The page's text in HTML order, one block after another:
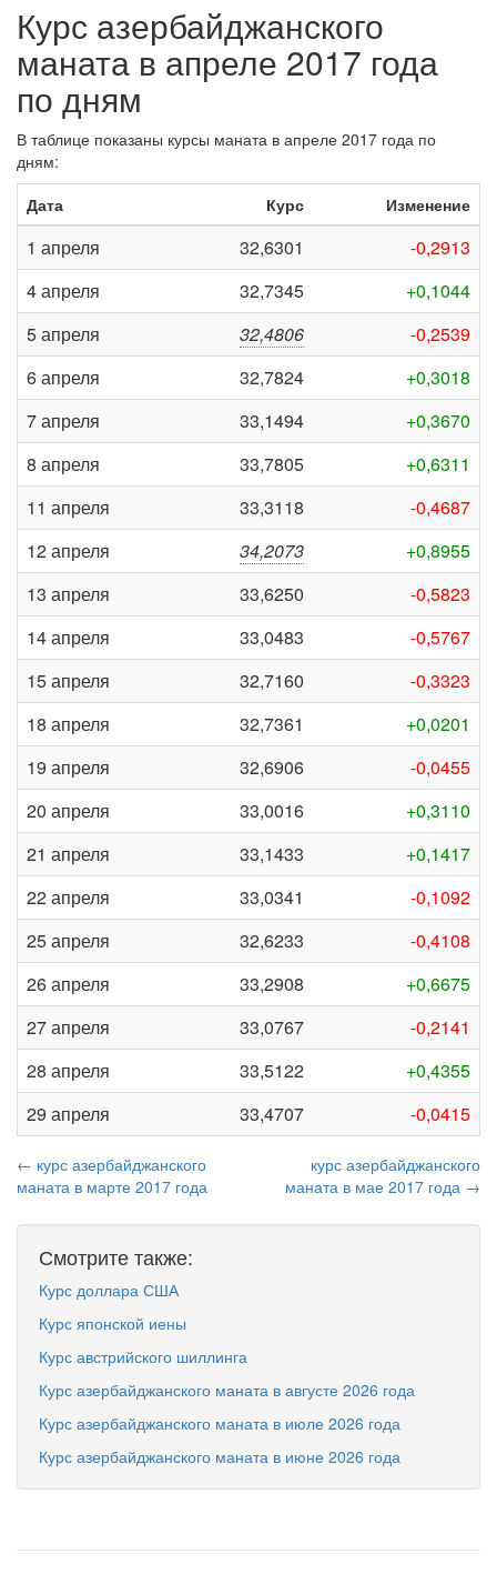
Курс азербайджанского
маната в апреле 2017 года
по дням
В таблице показаны курсы маната в апреле 2017 года по
дням:
Дата
Курс Изменение
1 апреля 32,6301
-0,2913
4 апреля
32,7345
+0,1044
5 апреля
32,4806
-0,2539
6 апреля
32,7824
+0,3018
7 апреля
33,1494
+0,3670
8 апреля
33,7805
+0,6311
11 апреля
33,3118
-0,4687
12 апреля
34,2073
+0,8955
13 апреля
33,6250
-0,5823
14 апреля
33,0483
-0,5767
15 апреля
32,7160
-0,3323
18 апреля
32,7361
+0,0201
19 апреля
32,6906
-0,0455
20 апреля
33,0016
+0,3110
21 апреля
33,1433
+0,1417
22 апреля
33,0341
-0,1092
25 апреля
32,6233
-0,4108
26 апреля
33,2908
+0,6675
27 апреля
33,0767
-0,2141
28 апреля
33,5122
+0,4355
29 апреля
33,4707 -0,0415
← курс азербайджанского
маната в марте 2017 года
курс азербайджанского
маната в мае 2017 года →
Смотрите также:
Курс доллара США
Курс японской иены
Курс австрийского шиллинга
Курс азербайджанского маната в августе 2026 года
Курс азербайджанского маната в июле 2026 года
Курс азербайджанского маната в июне 2026 года